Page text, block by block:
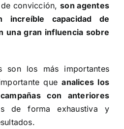
de convicción,son agentes
increíble capacidad de
una gran influencia sobre
son los más importantes
queanalices los
con anteriores
de forma exhaustiva y